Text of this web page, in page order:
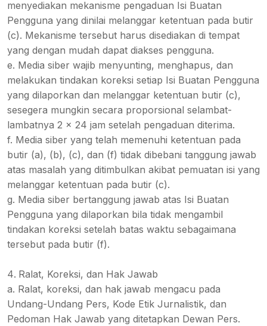
menyediakan mekanisme pengaduan Isi Buatan
Pengguna yang dinilai melanggar ketentuan pada butir
(c). Mekanisme tersebut harus disediakan di tempat
yang dengan mudah dapat diakses pengguna.
e. Media siber wajib menyunting, menghapus, dan
melakukan tindakan koreksi setiap Isi Buatan Pengguna
yang dilaporkan dan melanggar ketentuan butir (c),
sesegera mungkin secara proporsional selambat-
lambatnya 2 x 24 jam setelah pengaduan diterima.
f. Media siber yang telah memenuhi ketentuan pada
butir (a), (b), (c), dan (f) tidak dibebani tanggung jawab
atas masalah yang ditimbulkan akibat pemuatan isi yang
melanggar ketentuan pada butir (c).
g. Media siber bertanggung jawab atas Isi Buatan
Pengguna yang dilaporkan bila tidak mengambil
tindakan koreksi setelah batas waktu sebagaimana
tersebut pada butir (f).
Ralat, Koreksi, dan Hak Jawab
a. Ralat, koreksi, dan hak jawab mengacu pada
Undang-Undang Pers, Kode Etik Jurnalistik, dan
Pedoman Hak Jawab yang ditetapkan Dewan Pers.